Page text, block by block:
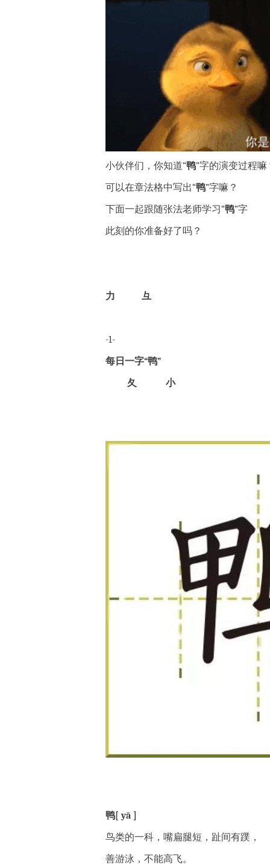
小伙伴们，你知道“鸭”字的演变过程嘛
可以在章法格中写出“鸭”字嘛？
下面一起跟随张法老师学习“鸭”字
此刻的你准备好了吗？
力 彑
-1-
每日一字“鸭”
夂 小
鸭[ yā ]
鸟类的一科，嘴扁腿短，趾间有蹼，
善游泳，不能高飞。